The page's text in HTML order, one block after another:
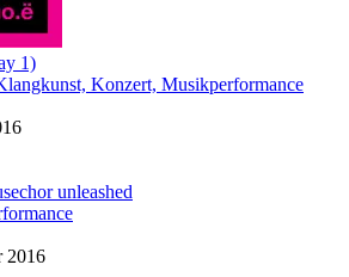
1)
Konzert, Musikperformance
unleashed
2016